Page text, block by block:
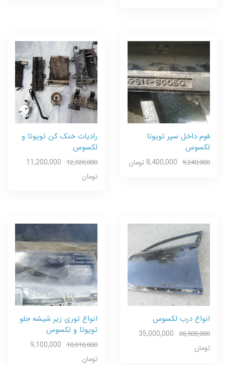
فوم داخل سپر تویوتا
لکسوس
9,240,000 8,400,000 تومان
رادیات خنک کن تویوتا و
لکسوس
12,320,000
11,200,000
تومان
انواع درب لکسوس
38,500,000
35,000,000
تومان
انواع توری زیر شیشه جلو
تویوتا و لکسوس
10,010,000
9,100,000
تومان